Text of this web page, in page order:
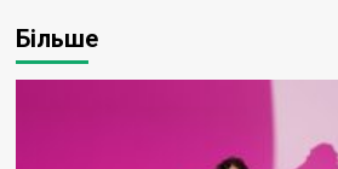
Більше